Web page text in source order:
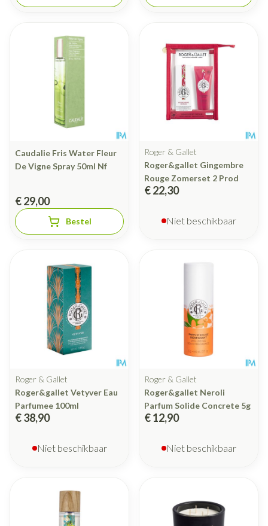
Caudalie Fris Water Fleur
De Vigne Spray 50ml Nf
€ 29,00
Bestel
Roger & Gallet
Roger&gallet Gingembre
Rouge Zomerset 2 Prod
€ 22,30
Niet beschikbaar
Roger & Gallet
Roger&gallet Vetyver Eau
Parfumee 100ml
€ 38,90
Niet beschikbaar
Roger & Gallet
Roger&gallet Neroli
Parfum Solide Concrete 5g
€ 12,90
Niet beschikbaar